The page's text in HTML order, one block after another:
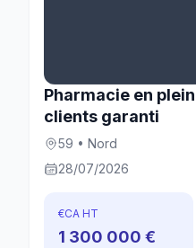
Pharmacie en
clients garanti
59 • Nord
28/07/2026
€CA HT
1 300 000 €